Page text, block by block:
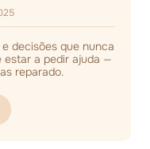
decisões que nunca
estar a pedir ajuda —
reparado.